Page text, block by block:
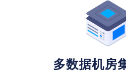
多数据机房